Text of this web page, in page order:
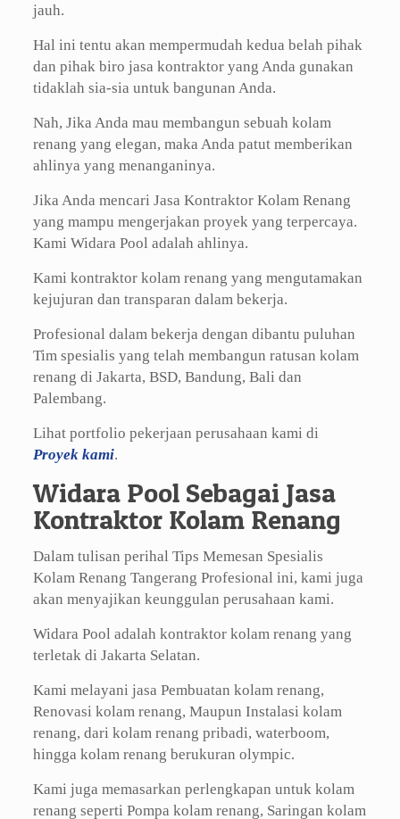
jauh.
Hal ini tentu akan mempermudah kedua belah pihak
dan pihak biro jasa kontraktor yang Anda gunakan
tidaklah sia-sia untuk bangunan Anda.
Nah, Jika Anda mau membangun sebuah kolam
renang yang elegan, maka Anda patut memberikan
ahlinya yang menanganinya.
Jika Anda mencari Jasa Kontraktor Kolam Renang
yang mampu mengerjakan proyek yang terpercaya.
Kami Widara Pool adalah ahlinya.
Kami kontraktor kolam renang yang mengutamakan
kejujuran dan transparan dalam bekerja.
Profesional dalam bekerja dengan dibantu puluhan
Tim spesialis yang telah membangun ratusan kolam
renang di Jakarta, BSD, Bandung, Bali dan
Palembang.
Lihat portfolio pekerjaan perusahaan kami di
Proyek kami.
Widara Pool Sebagai Jasa
Kontraktor Kolam Renang
Dalam tulisan perihal Tips Memesan Spesialis
Kolam Renang Tangerang Profesional ini, kami juga
akan menyajikan keunggulan perusahaan kami.
Widara Pool adalah kontraktor kolam renang yang
terletak di Jakarta Selatan.
Kami melayani jasa Pembuatan kolam renang,
Renovasi kolam renang, Maupun Instalasi kolam
renang, dari kolam renang pribadi, waterboom,
hingga kolam renang berukuran olympic.
Kami juga memasarkan perlengkapan untuk kolam
renang seperti Pompa kolam renang, Saringan kolam